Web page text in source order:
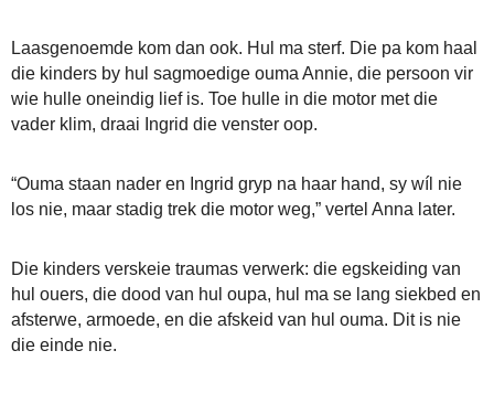
Laasgenoemde kom dan ook. Hul ma sterf. Die pa kom haal
die kinders by hul sagmoedige ouma Annie, die persoon vir
wie hulle oneindig lief is. Toe hulle in die motor met die
vader klim, draai Ingrid die venster oop.
“Ouma staan nader en Ingrid gryp na haar hand, sy wíl nie
los nie, maar stadig trek die motor weg,” vertel Anna later.
Die kinders verskeie traumas verwerk: die egskeiding van
hul ouers, die dood van hul oupa, hul ma se lang siekbed en
afsterwe, armoede, en die afskeid van hul ouma. Dit is nie
die einde nie.